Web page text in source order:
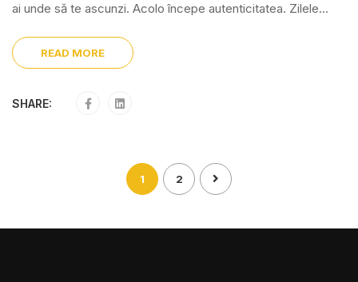
ai unde să te ascunzi. Acolo începe autenticitatea. Zilele...
READ MORE
SHARE:
1 2